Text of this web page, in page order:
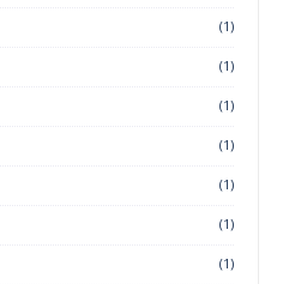
(1)
(1)
(1)
(1)
(1)
(1)
(1)